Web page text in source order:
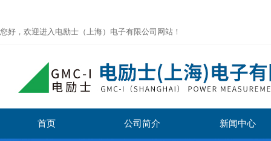
您好，欢迎进入电励士（上海）电子有限公司网站！
首页 公司简介 新闻中心